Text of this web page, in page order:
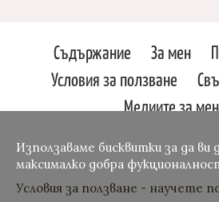
Съдържание За мен
Условия за ползване
Медиите за мен
Website by:Svetlin Slavchev
Използаваме бисквитки за да ви
максималко добра
Условия за ползване - научете